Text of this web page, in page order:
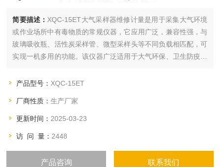
简要描述： XQC-15ET大气采样器维修计量是用于采集大气环境
或作业场所中有毒物质的常规仪器，它应用广泛，兼容性强，与
玻璃吸收瓶、活性炭采样管、微型采样头等不同负载相匹配，可
实现一机多用的功能。该仪器广泛适用于大气环保、卫生防疫、
产品型号： XQC-15ET
厂商性质：生产厂家
更新时间： 2025-03-23
访 问 量： 2448
产品咨询 联系我们